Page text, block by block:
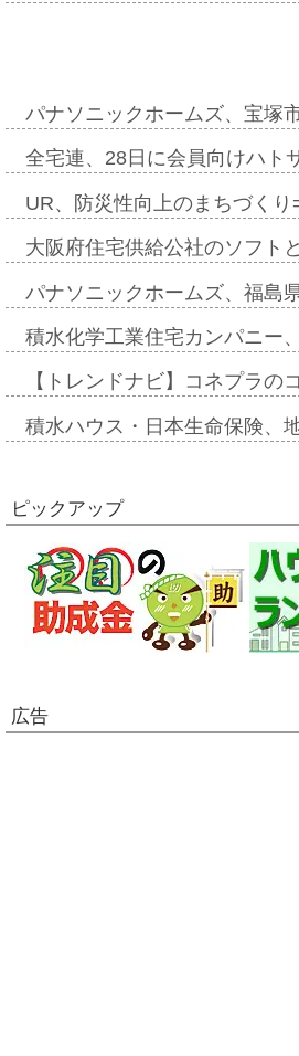
パナソニックホームズ、宝塚
全宅連、28日に会員向けハト
UR、防災性向上のまちづく
大阪府住宅供給公社のソフト
パナソニックホームズ、福島
積水化学工業住宅カンパニー
【トレンドナビ】コネプラ
積水ハウス・日本生命保険、
ピックアップ
広告